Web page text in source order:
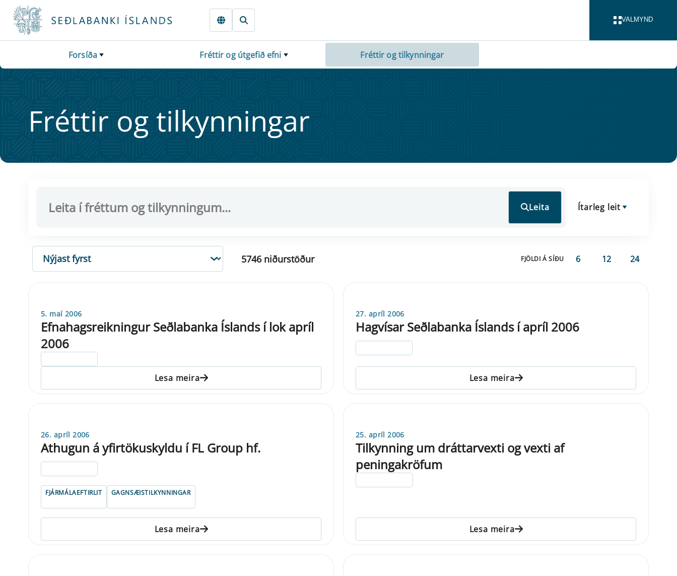
Fara beint í Meginmál
VALMYND
Forsíða Fréttir og útgefið efni Fréttir og tilkynningar
Frétt­ir og til­kynn­ing­ar
Leita Ítarleg leit
RÖÐUN
5746 niðurstöður FJÖLDI Á SÍÐU 6 12 24
5. maí 2006
Efnahagsreikningur Seðlabanka Íslands í lok apríl
2006
Lesa meira
27. apríl 2006
Hagvísar Seðlabanka Íslands í apríl 2006
Lesa meira
26. apríl 2006
Athugun á yfirtökuskyldu í FL Group hf.
FJÁRMÁLAEFTIRLIT GAGNSÆISTILKYNNINGAR
Lesa meira
25. apríl 2006
Tilkynning um dráttarvexti og vexti af
peningakröfum
Lesa meira